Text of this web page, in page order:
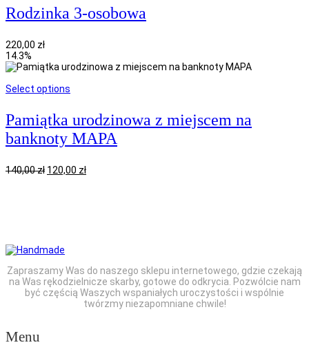
Rodzinka 3-osobowa
220,00 zł
14.3%
Select options
Pamiątka urodzinowa z miejscem na
banknoty MAPA
140,00zł Pierwotna
120,00 złAktualna
Zapraszamy Was do naszego sklepu internetowego, gdzie czekają
na Was rękodzielnicze skarby, gotowe do odkrycia. Pozwólcie nam
być częścią Waszych wspaniałych uroczystości i wspólnie
twórzmy niezapomniane chwile!
Menu